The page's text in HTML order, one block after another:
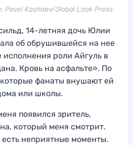
Kashaev/Global Look Press.
14-летняя дочь Юлии
об обрушившейся на нее
исполнения роли Айгуль в
Кровь на асфальте». По
фанаты внушают ей
или школы.
появился зритель,
который меня смотрит.
неприятные моменты.